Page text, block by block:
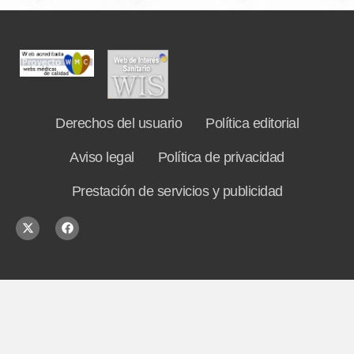
Derechos del usuario Política editorial
Aviso legal Política de privacidad
Prestación de servicios y publicidad